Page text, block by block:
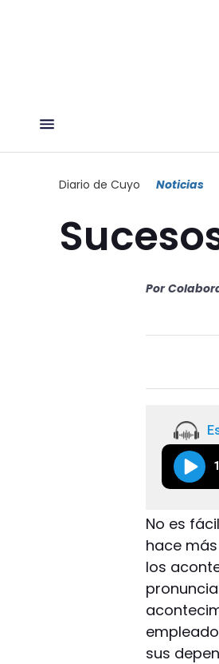
Diario de Cuyo Noticias
Por
1
No es
hace
los
sus